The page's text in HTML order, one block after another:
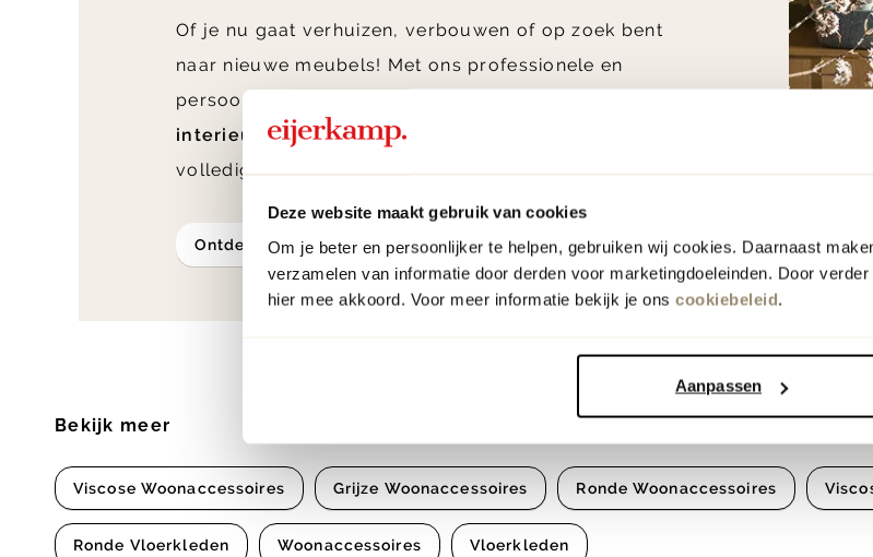
Deze website maakt gebruik van cookies
Om je beter en persoonlijker te helpen, gebruiken wij cookies. Daarnaast
verzamelen van informatie door derden voor marketingdoeleinden. Door
hier mee akkoord. Voor meer informatie bekijk je ons cookiebeleid.
Aanpassen
Of je nu gaat verhuizen, verbouwen of op zoek bent
naar nieuwe meubels! Met ons professionele en
persoonlijke interieuradvies ontvang je
interieuradvies van Nederland
volledig afgestemd op jouw woonwensen.
ontdek meer
Bekijk meer
Viscose Woonaccessoires Grijze Woonaccessoires Ronde Woonaccessoires
Ronde Vloerkleden Woonaccessoires Vloerkleden